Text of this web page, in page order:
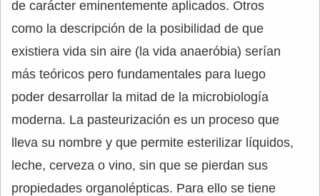
de carácter eminentemente aplicados. Otros
como la descripción de la posibilidad de que
existiera vida sin aire (la vida anaeróbia) serían
más teóricos pero fundamentales para luego
poder desarrollar la mitad de la microbiología
moderna. La pasteurización es un proceso que
lleva su nombre y que permite esterilizar líquidos,
leche, cerveza o vino, sin que se pierdan sus
propiedades organolépticas. Para ello se tiene